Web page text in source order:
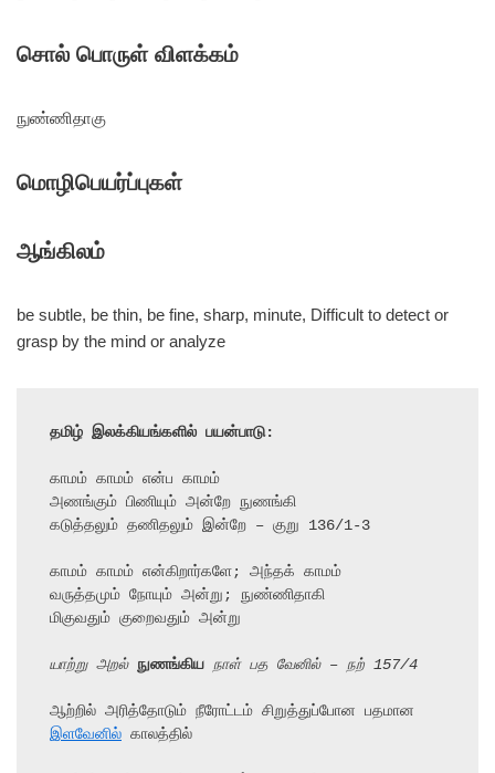
சொல் பொருள் விளக்கம்
நுண்ணிதாகு
மொழிபெயர்ப்புகள்
ஆங்கிலம்
be subtle, be thin, be fine, sharp, minute, Difficult to detect or
grasp by the mind or analyze
தமிழ் இலக்கியங்களில் பயன்பாடு:
காமம் காமம் என்ப காமம்
அணங்கும் பிணியும் அன்றே நுணங்கி
கடுத்தலும் தணிதலும் இன்றே – குறு 136/1-3
காமம் காமம் என்கிறார்களே; அந்தக் காமம்
வருத்தமும் நோயும் அன்று; நுண்ணிதாகி
மிகுவதும் குறைவதும் அன்று
யாற்று அறல் நுணங்கிய நாள் பத வேனில் – நற் 157/4
இளவேனில் காலத்தில்